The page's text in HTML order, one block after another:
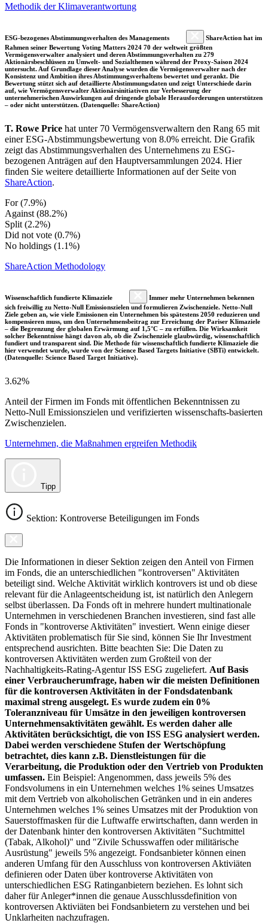
Methodik der Klimaverantwortung
ESG-bezogenes Abstimmungsverhalten des Managements
ShareAction hat im
Rahmen seiner Bewertung Voting Matters 2024 70 der weltweit größten
Vermögensverwalter analysiert und deren Abstimmungsverhalten zu 279
Aktionärsbeschlüssen zu Umwelt- und Sozialthemen während der Proxy-Saison 2024
untersucht. Auf Grundlage dieser Analyse wurden die Vermögensverwalter nach der
Konsistenz und Ambition ihres Abstimmungsverhaltens bewertet und gerankt. Die
Bewertung stützt sich auf detaillierte Abstimmungsdaten und zeigt Unterschiede darin
auf, wie Vermögensverwalter Aktionärsinitiativen zur Verbesserung der
unternehmerischen Auswirkungen auf dringende globale Herausforderungen unterstützen
– oder nicht unterstützen. (Datenquelle: ShareAction)
T. Rowe Price hat unter 70 Vermögensverwaltern den Rang 65 mit
einer ESG-Abstimmungsbewertung von 8.0% erreicht. Die Grafik
zeigt das Abstimmungsverhalten des Unternehmens zu ESG-
bezogenen Anträgen auf den Hauptversammlungen 2024. Hier
finden Sie weitere detaillierte Informationen auf der Seite von
ShareAction.
For (7.9%)
Against (88.2%)
Split (2.2%)
Did not vote (0.7%)
No holdings (1.1%)
ShareAction Methodology
Wissenschaftlich fundierte Klimaziele
Immer mehr Unternehmen bekennen
sich freiwillig zu Netto-Null Emissionszielen und formulieren Zwischenziele. Netto-Null
Ziele geben an, wie viele Emissionen ein Unternehmen bis spätestens 2050 reduzieren und
kompensieren muss, um den Unternehmensbeitrag zur Erreichung der Pariser Klimaziele
– die Begrenzung der globalen Erwärmung auf 1,5°C – zu erfüllen. Die Wirksamkeit
solcher Bekenntnisse hängt davon ab, ob die Zwischenziele glaubwürdig, wissenschaftlich
fundiert und transparent sind. Die Methode für wissenschaftlich fundierte Klimaziele die
hier verwendet wurde, wurde von der Science Based Targets Initiative (SBTi) entwickelt.
(Datenquelle: Science Based Target Initiative).
3.62%
Anteil der Firmen im Fonds mit öffentlichen Bekenntnissen zu
Netto-Null Emissionszielen und verifizierten wissenschafts-basierten
Zwischenzielen.
Unternehmen, die Maßnahmen ergreifen Methodik
Tipp
Sektion: Kontroverse Beteiligungen im Fonds
Die Informationen in dieser Sektion zeigen den Anteil von Firmen
im Fonds, die an unterschiedlichen "kontroversen" Aktivitäten
beteiligt sind. Welche Aktivität wirklich kontrovers ist und ob diese
relevant für die Anlageentscheidung ist, ist natürlich den Anlegern
selbst überlassen. Da Fonds oft in mehrere hundert multinationale
Unternehmen in verschiedenen Branchen investieren, sind fast alle
Fonds in "kontroverse Aktivitäten" investiert. Wenn einige dieser
Aktivitäten problematisch für Sie sind, können Sie Ihr Investment
entsprechend ausrichten. Bitte beachten Sie: Die Daten zu
kontroversen Aktivitäten werden zum Großteil von der
Nachhaltigkeits-Rating-Agentur ISS ESG zugeliefert. Auf Basis
einer Verbraucherumfrage, haben wir die meisten Definitionen
für die kontroversen Aktivitäten in der Fondsdatenbank
maximal streng ausgelegt. Es wurde zudem ein 0%
Toleranzniveau für Umsätze in den jeweiligen kontroversen
Unternehmensaktivitäten gewählt. Es werden daher alle
Aktivitäten berücksichtigt, die von ISS ESG analysiert werden.
Dabei werden verschiedene Stufen der Wertschöpfung
betrachtet, dies kann z.B. Dienstleistungen für die
Verarbeitung, die Produktion oder den Vertrieb von Produkten
umfassen. Ein Beispiel: Angenommen, dass jeweils 5% des
Fondsvolumens in ein Unternehmen welches 1% seines Umsatzes
mit dem Vertrieb von alkoholischen Getränken und in ein anderes
Unternehmen welches 1% seines Umsatzes mit der Produktion von
Sauerstoffmasken für die Luftwaffe erwirtschaften, dann werden in
der Datenbank hinter den kontroversen Aktivitäten "Suchtmittel
(Tabak, Alkohol)" und "Zivile Schusswaffen oder militärische
Ausrüstung" jeweils 5% angezeigt. Fondsanbieter können einen
anderen Umfang für den Ausschluss von kontroversen Aktiviäten
definieren oder Daten über kontroverse Aktivitäten von
unterschiedlichen ESG Ratinganbietern beziehen. Es lohnt sich
daher für Anleger*innen die genaue Ausschlussdefinition von
kontroversen Aktiviäten bei Fondsanbietern zu verstehen und bei
Unklarheiten nachzufragen.